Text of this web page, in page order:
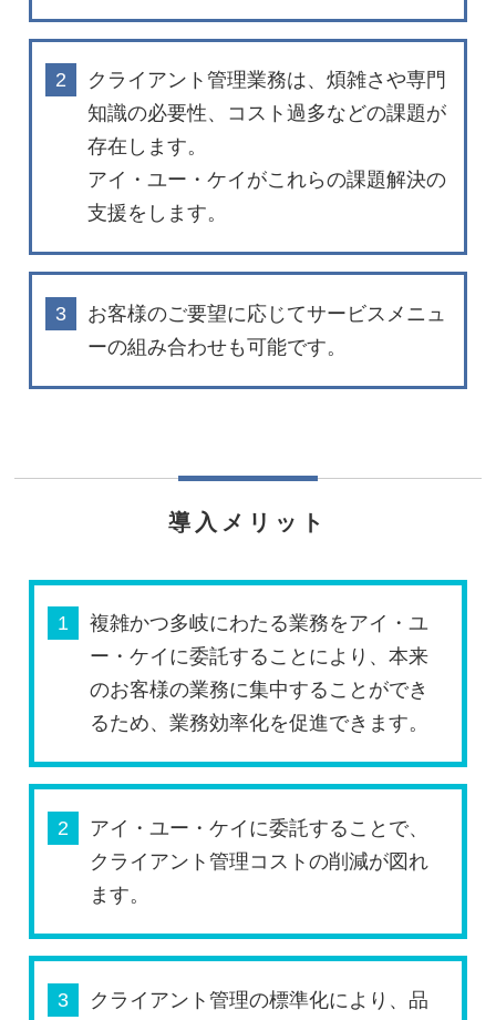
2
クライアント管理業務は、煩雑さや専門
知識の必要性、コスト過多などの課題が
存在します。
アイ・ユー・ケイがこれらの課題解決の
支援をします。
3
お客様のご要望に応じてサービスメニュ
ーの組み合わせも可能です。
導入メリット
1
複雑かつ多岐にわたる業務をアイ・ユ
ー・ケイに委託することにより、本来
のお客様の業務に集中することができ
るため、業務効率化を促進できます。
2
アイ・ユー・ケイに委託することで、
クライアント管理コストの削減が図れ
ます。
3
クライアント管理の標準化により、品